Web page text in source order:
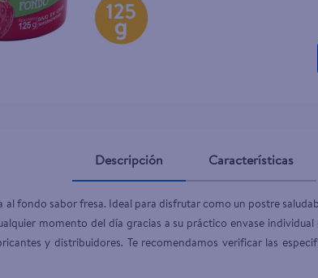
Descripción Características
fondo sabor fresa. Ideal para disfrutar como un postre
momento del día gracias a su práctico envase
y distribuidores. Te recomendamos verificar las